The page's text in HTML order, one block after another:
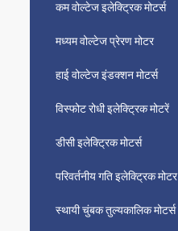
कम वोल्टेज इलेक्ट्रिक मोटर्स
मध्यम वोल्टेज प्रेरण मोटर
हाई वोल्टेज इंडक्शन मोटर्स
विस्फोट रोधी इलेक्ट्रिक मोटरें
डीसी इलेक्ट्रिक मोटर्स
परिवर्तनीय गति इलेक्ट्रिक मोटर
स्थायी चुंबक तुल्यकालिक मोटर्स